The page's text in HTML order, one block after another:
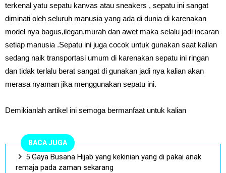
terkenal yatu sepatu kanvas atau sneakers , sepatu ini sangat
diminati oleh seluruh manusia yang ada di dunia di karenakan
model nya bagus,ilegan,murah dan awet maka selalu jadi incaran
setiap manusia .Sepatu ini juga cocok untuk gunakan saat kalian
sedang naik transportasi umum di karenakan sepatu ini ringan
dan tidak terlalu berat sangat di gunakan jadi nya kalian akan
merasa nyaman jika menggunakan sepatu ini.
Demikianlah artikel ini semoga bermanfaat untuk kalian
BACA JUGA
5 Gaya Busana Hijab yang kekinian yang di pakai anak
remaja pada zaman sekarang